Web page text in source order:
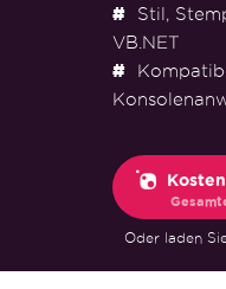
Stil,
VB.NET
Oder laden